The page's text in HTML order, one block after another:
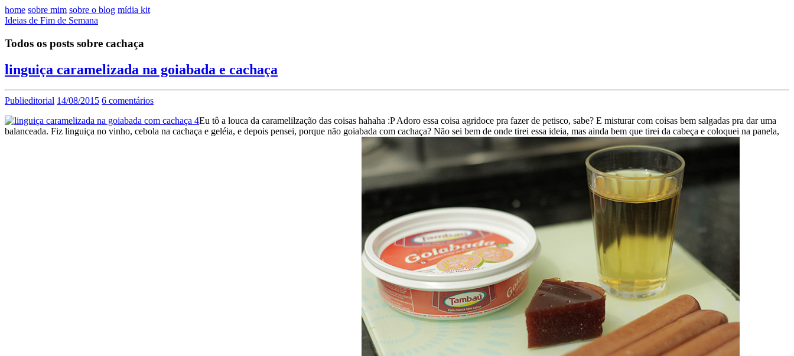
home sobre mim sobre o blog mídia kit
Ideias de Fim de Semana
Todos os posts sobre cachaça
linguiça caramelizada na goiabada e cachaça
Publieditorial 14/08/2015 6 comentários
Eu tô a louca da caramelilzação das coisas hahaha :P Adoro essa coisa agridoce pra fazer de petisco, sabe? E misturar com coisas bem salgadas pra dar uma
balanceada. Fiz linguiça no vinho, cebola na cachaça e geléia, e depois pensei, porque não goiabada com cachaça? Não sei bem de onde tirei essa ideia, mas ainda bem que tirei da cabeça e coloquei na panela,